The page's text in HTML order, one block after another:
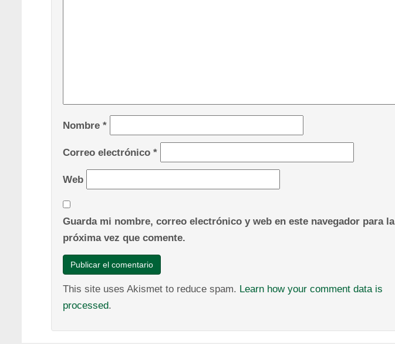
Nombre *
Correo electrónico *
Web
Guarda mi nombre, correo electrónico y web en este navegador para la
próxima vez que comente.
This site uses Akismet to reduce spam. Learn how your comment data is
processed.